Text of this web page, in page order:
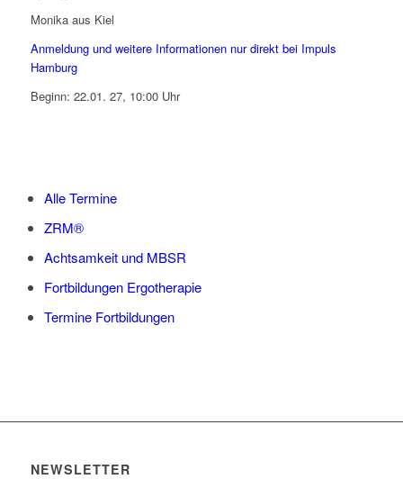
Monika aus Kiel
Anmeldung und weitere Informationen nur direkt bei Impuls
Hamburg
Beginn: 22.01. 27, 10:00 Uhr
Alle Termine
ZRM®
Achtsamkeit und MBSR
Fortbildungen Ergotherapie
Termine Fortbildungen
NEWSLETTER